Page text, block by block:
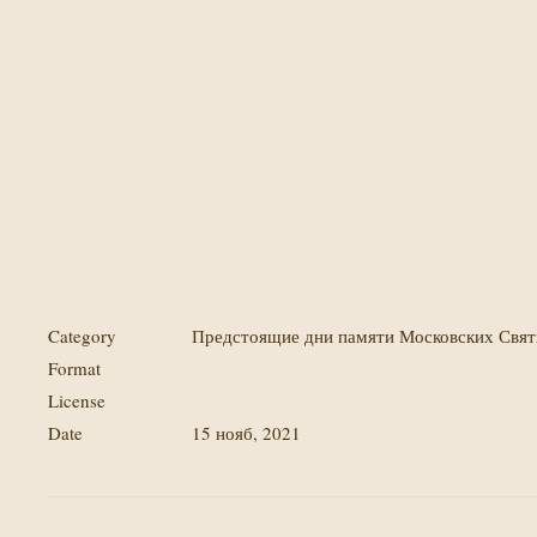
Category
Предстоящие дни памяти Московских
Format
License
Date
15 нояб, 2021